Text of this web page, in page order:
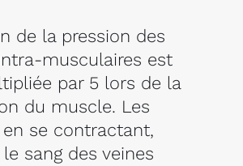
de la pression des
musculaires est
par 5 lors de la
du muscle. Les
se contractant,
sang des veines